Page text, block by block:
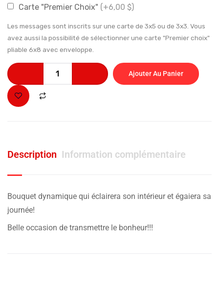
Carte "Premier Choix" (+6,00 $)
Les messages sont inscrits sur une carte de 3x5 ou de 3x3. Vous
avez aussi la possibilité de sélectionner une carte "Premier choix"
pliable 6x8 avec enveloppe.
Ajouter Au Panier
Description Information complémentaire
Bouquet dynamique qui éclairera son intérieur et égaiera sa
journée!
Belle occasion de transmettre le bonheur!!!